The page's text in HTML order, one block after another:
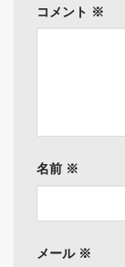
コメント ※
名前 ※
メール ※